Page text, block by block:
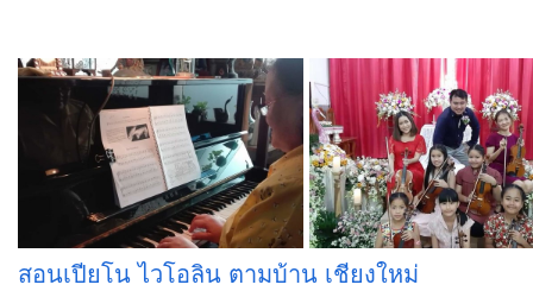
สอนเปียโน ไวโอลิน ตามบ้าน เชียงใหม่